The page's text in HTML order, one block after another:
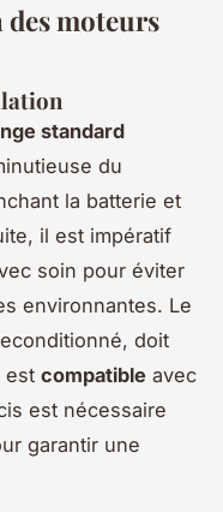
moteurs
standard
du
la batterie et
il est impératif
soin pour éviter
environnantes. Le
doit
est compatible avec
est nécessaire
garantir une